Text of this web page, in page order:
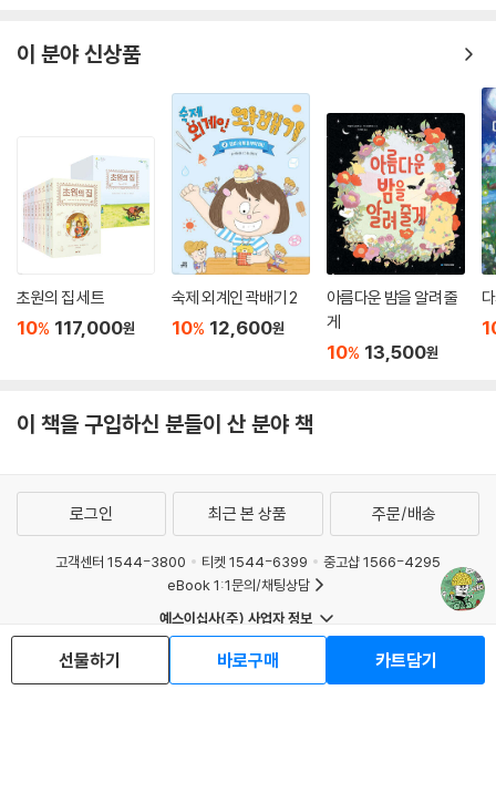
으로 시무룩했던 경험이 있다면 『언제나 내 이름』을 다 읽고 난 뒤에, 자신
사랑스럽게 느껴지는 기회가 될 것이다.
이 분야 신상품
초원의 집 세트
10% 117,000원
숙제 외계인 곽배기 2
10% 12,600원
아름다운 밤을 알려 줄
게
10% 13,500원
이 책을 구입하신 분들이 산 분야 책
선물하기 바로구매 카트담기
로그인 최근 본 상품 주문/배송
고객센터 1544-3800 티켓 1544-6399
중고샵 1566-4295
eBook 1:1문의/채팅상담
예스이십사(주) 사업자 정보
이용약관
개인정보처리방침
청소년보호정책
회사소개
거래처관계자께